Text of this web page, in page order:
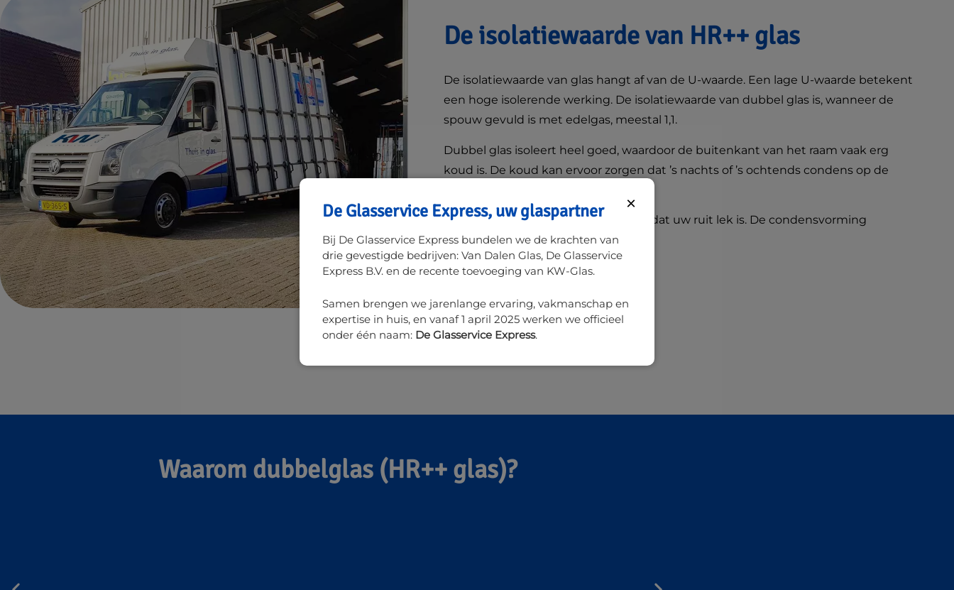
De isolatiewaarde van HR++ glas
De isolatiewaarde van glas hangt af van de U-waarde. Een lage U-waarde betekent
een hoge isolerende werking. De isolatiewaarde van dubbel glas is, wanneer de
spouw gevuld is met edelgas, meestal 1,1.
Dubbel glas isoleert heel goed, waardoor de buitenkant van het raam vaak erg
koud is. De koud kan ervoor zorgen dat ’s nachts of ’s ochtends condens op de
U hoeft dan niet meteen te denken dat uw ruit lek is. De condensvorming
verdwijnt vaak in de loop van de dag.
Waarom dubbelglas (HR++ glas)?
×
De Glasservice Express, uw glaspartner
Bij De Glasservice Express bundelen we de krachten van
drie gevestigde bedrijven: Van Dalen Glas, De Glasservice
Express B.V. en de recente toevoeging van KW-Glas.
Samen brengen we jarenlange ervaring, vakmanschap en
expertise in huis, en vanaf 1 april 2025 werken we officieel
onder één naam: De Glasservice Express.